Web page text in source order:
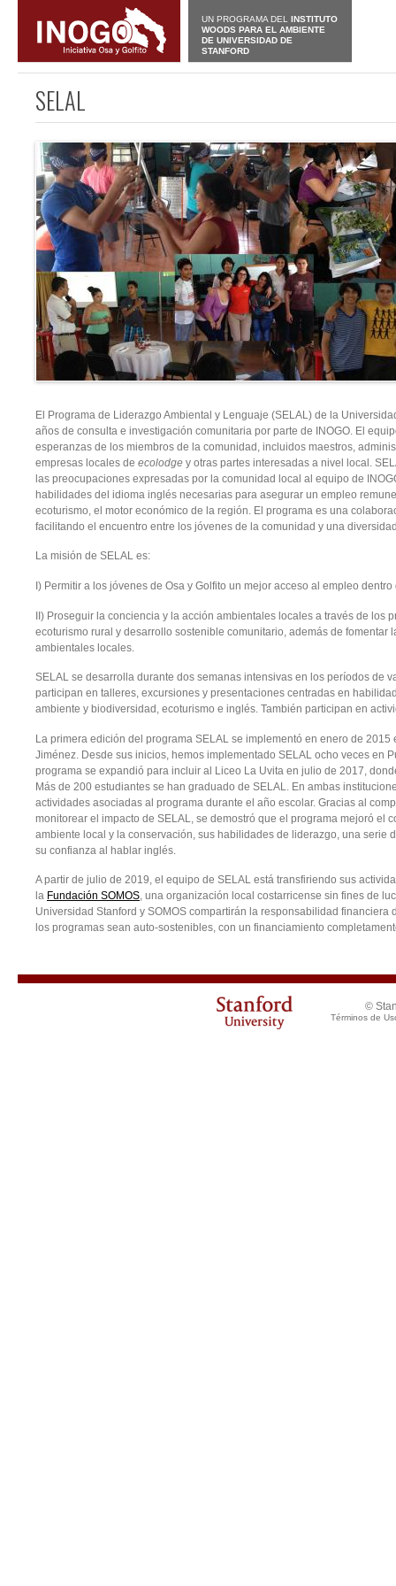
UN PROGRAMA DEL INSTITUTO
WOODS PARA EL AMBIENTE
DE UNIVERSIDAD DE
STANFORD
SELAL
El Programa de Liderazgo Ambiental y Lenguaje (SELAL) de la
años de consulta e investigación comunitaria por parte de INOGO. El
esperanzas de los miembros de la comunidad, incluidos maestros,
empresas locales de ecolodge y otras partes interesadas a nivel local.
las preocupaciones expresadas por la comunidad local al equipo de
habilidades del idioma inglés necesarias para asegurar un empleo
ecoturismo, el motor económico de la región. El programa es una
facilitando el encuentro entre los jóvenes de la comunidad y una
La misión de SELAL es:
I) Permitir a los jóvenes de Osa y Golfito un mejor acceso al empleo
II) Proseguir la conciencia y la acción ambientales locales a través de los
ecoturismo rural y desarrollo sostenible comunitario, además de fomentar
ambientales locales.
SELAL se desarrolla durante dos semanas intensivas en los períodos de
participan en talleres, excursiones y presentaciones centradas en
ambiente y biodiversidad, ecoturismo e inglés. También participan en
La primera edición del programa SELAL se implementó en enero de
Jiménez. Desde sus inicios, hemos implementado SELAL ocho veces en
programa se expandió para incluir al Liceo La Uvita en julio de 2017,
Más de 200 estudiantes se han graduado de SELAL. En ambas
actividades asociadas al programa durante el año escolar. Gracias al
monitorear el impacto de SELAL, se demostró que el programa mejoró el
ambiente local y la conservación, sus habilidades de liderazgo, una serie
su confianza al hablar inglés.
A partir de julio de 2019, el equipo de SELAL está transfiriendo sus
la Fundación SOMOS, una organización local costarricense sin fines de
Universidad Stanford y SOMOS compartirán la responsabilidad financiera
los programas sean auto-sostenibles, con un financiamiento
©
Términos de